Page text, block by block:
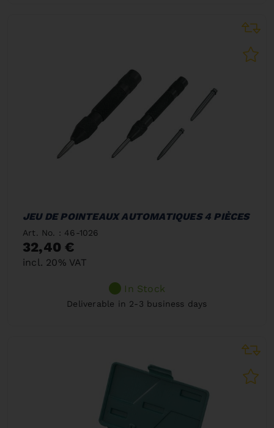
JEU DE POINTEAUX AUTOMATIQUES 4 PIÈCES
Art. No. : 46-1026
32,40 €
incl. 20% VAT
In Stock
Deliverable in 2-3 business days